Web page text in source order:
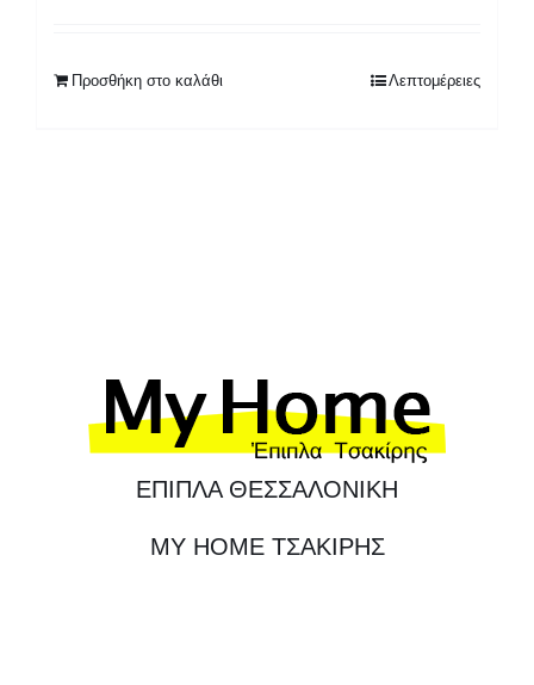
820,00 €.είναι:
Προσθήκη στο καλάθι Λεπτομέρειες
ΕΠΙΠΛΑ ΘΕΣΣΑΛΟΝΙΚΗ
MY HOME ΤΣΑΚΙΡΗΣ